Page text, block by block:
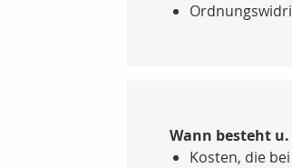
Wann besteht
Kosten, die